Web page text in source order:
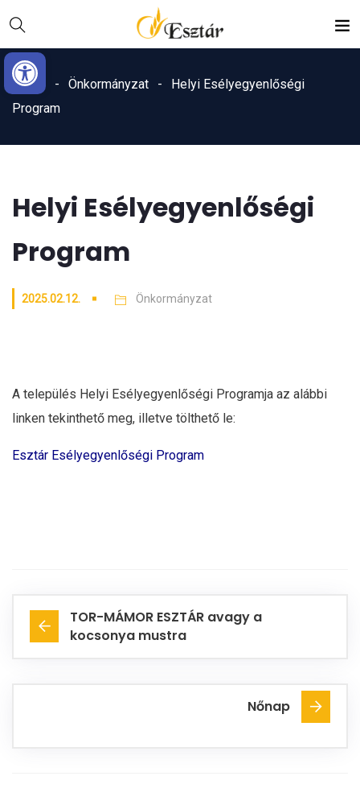
Eszköztár megnyitása
Content
navigációhoz
Home
Önkormányzat
Helyi Esélyegyenlőségi
Program
Helyi Esélyegyenlőségi
Program
2025.02.12. Önkormányzat
A település Helyi Esélyegyenlőségi Programja az alábbi
linken tekinthető meg, illetve tölthető le:
Esztár Esélyegyenlőségi Program
TOR-MÁMOR ESZTÁR avagy a
kocsonya mustra
Nőnap